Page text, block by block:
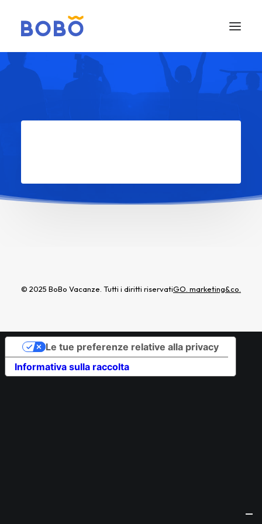
© 2025 BoBo Vacanze. Tutti i diritti riservatiGO. marketing&co.
Informativa sulla raccolta
Le tue preferenze relative alla privacy